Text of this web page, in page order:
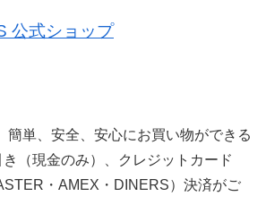
公式ショップ
単、安全、安心にお買い物ができる
（現金のみ）、クレジットカード
・AMEX・DINERS）決済がご